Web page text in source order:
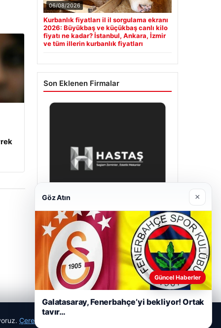
06/08/2026
Kurbanlık fiyatları il il sorgulama ekranı
2026: Büyükbaş ve küçükbaş canlı kilo
fiyatı ne kadar? İstanbul, Ankara, İzmir
ve tüm illerin kurbanlık fiyatları
Son Eklenen Firmalar
Enes Kaplan Avukatlık Bürosu
28/04/2026
Çerez Politikamız
Göz Atın ×
Güncel Haberler
Galatasaray, Fenerbahçe’yi bekliyor! Ortak
tavır…